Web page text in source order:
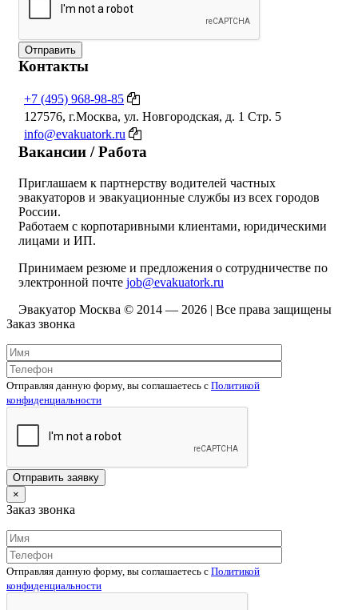
Отправить
Контакты
+7 (495) 968-98-85
127576, г.Москва, ул. Новгородская, д. 1 Стр. 5
info@evakuatork.ru
Вакансии / Работа
Приглашаем к партнерству водителей частных
эвакуаторов и эвакуационные службы из всех городов
России.
Работаем с корпотаривными клиентами, юридическими
лицами и ИП.
Принимаем резюме и предложения о сотрудничестве по
электронной почте job@evakuatork.ru
Эвакуатор Москва © 2014 — 2026 | Все права защищены
Заказ звонка
Отправляя данную форму, вы соглашаетесь c Политикой
конфиденциальности
×
Заказ звонка
Отправляя данную форму, вы соглашаетесь c Политикой
конфиденциальности